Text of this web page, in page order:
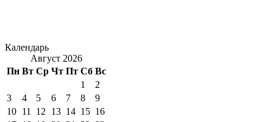
Календарь
Август 2026
Пн Вт Ср Чт Пт Сб Вс
1
2
3
4 5 6 7 8
9
10 11 12 13 14 15 16